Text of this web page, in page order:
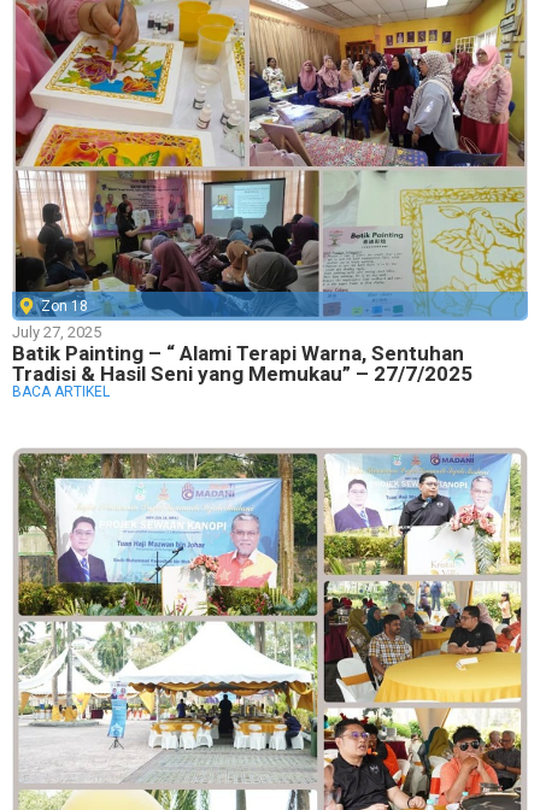
Zon 18
July 27, 2025
Batik Painting – “ Alami Terapi Warna, Sentuhan
Tradisi & Hasil Seni yang Memukau” – 27/7/2025
BACA ARTIKEL